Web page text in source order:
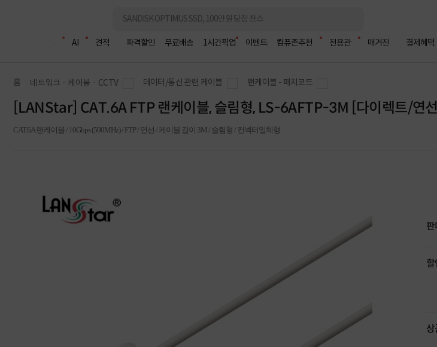
AI 견적 파격할인 무료배송 1시간픽업 이벤트 컴퓨존추천 전용관 매거진 결제혜택
홈 네트워크ㆍ케이블ㆍCCTV 데이터/통신 관련 케이블 랜케이블 - 패치코드
[LANStar] CAT.6A FTP 랜케이블, 슬림형, LS-6AFTP-3M [다이렉트/연
CAT.6A 랜케이블 / 10Gbps (500MHz) / FTP / 연선 / 케이블 길이 3M / 슬림형 / 컨넥터일체형
판
할
상